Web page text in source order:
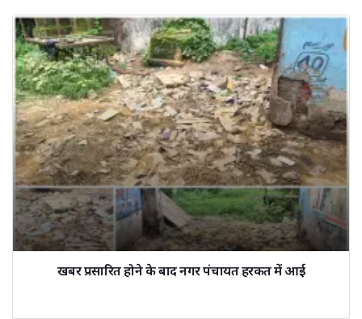
खबर प्रसारित होने के बाद नगर पंचायत हरकत में आई